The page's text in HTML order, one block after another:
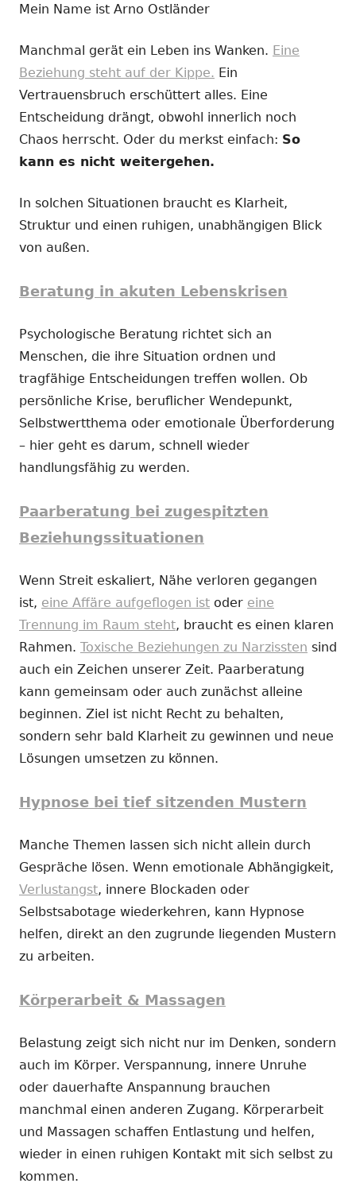
Mein Name ist Arno Ostländer
Manchmal gerät ein Leben ins Wanken. Eine
Beziehung steht auf der Kippe. Ein
Vertrauensbruch erschüttert alles. Eine
Entscheidung drängt, obwohl innerlich noch
Chaos herrscht. Oder du merkst einfach: So
kann es nicht weitergehen.
In solchen Situationen braucht es Klarheit,
Struktur und einen ruhigen, unabhängigen Blick
von außen.
Beratung in akuten Lebenskrisen
Psychologische Beratung richtet sich an
Menschen, die ihre Situation ordnen und
tragfähige Entscheidungen treffen wollen. Ob
persönliche Krise, beruflicher Wendepunkt,
Selbstwertthema oder emotionale Überforderung
– hier geht es darum, schnell wieder
handlungsfähig zu werden.
Paarberatung bei zugespitzten
Beziehungssituationen
Wenn Streit eskaliert, Nähe verloren gegangen
ist, eine Affäre aufgeflogen ist oder eine
Trennung im Raum steht, braucht es einen klaren
Rahmen. Toxische Beziehungen zu Narzissten sind
auch ein Zeichen unserer Zeit. Paarberatung
kann gemeinsam oder auch zunächst alleine
beginnen. Ziel ist nicht Recht zu behalten,
sondern sehr bald Klarheit zu gewinnen und neue
Lösungen umsetzen zu können.
Hypnose bei tief sitzenden Mustern
Manche Themen lassen sich nicht allein durch
Gespräche lösen. Wenn emotionale Abhängigkeit,
Verlustangst, innere Blockaden oder
Selbstsabotage wiederkehren, kann Hypnose
helfen, direkt an den zugrunde liegenden Mustern
zu arbeiten.
Körperarbeit & Massagen
Belastung zeigt sich nicht nur im Denken, sondern
auch im Körper. Verspannung, innere Unruhe
oder dauerhafte Anspannung brauchen
manchmal einen anderen Zugang. Körperarbeit
und Massagen schaffen Entlastung und helfen,
wieder in einen ruhigen Kontakt mit sich selbst zu
kommen.